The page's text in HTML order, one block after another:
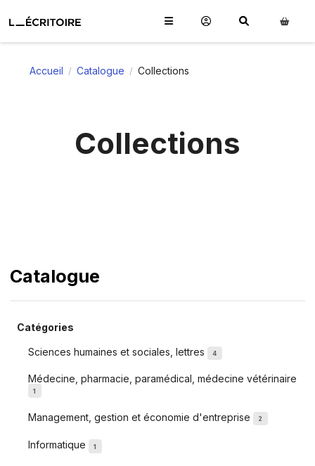
Accueil / Catalogue / Collections
Collections
Catalogue
Catégories
Sciences humaines et sociales, lettres 4
Médecine, pharmacie, paramédical, médecine vétérinaire
1
Management, gestion et économie d'entreprise 2
Informatique 1